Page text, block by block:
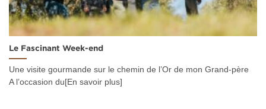
Le Fascinant Week-end
Une visite gourmande sur le chemin de l’Or de mon Grand-père
A l’occasion du[En savoir plus]